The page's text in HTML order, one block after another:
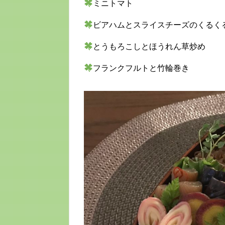
ミニトマト
ビアハムとスライスチーズのくるく
とうもろこしとほうれん草炒め
フランクフルトと竹輪巻き